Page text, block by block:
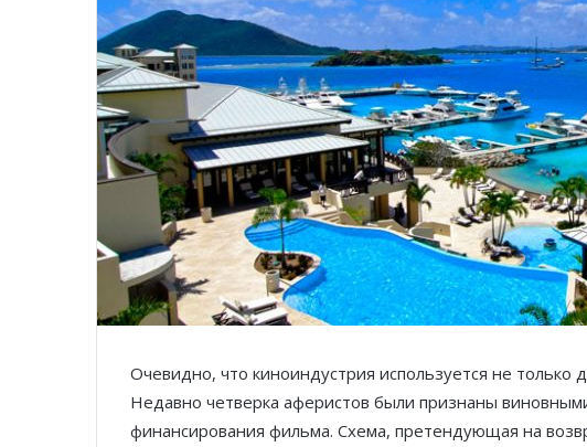
Очевидно, что киноиндустрия используется не только
Недавно четверка аферистов были признаны
финансирования фильма. Схема, претендующая на